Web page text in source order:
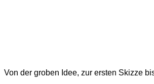
Von der groben Idee, zur ersten Skizze